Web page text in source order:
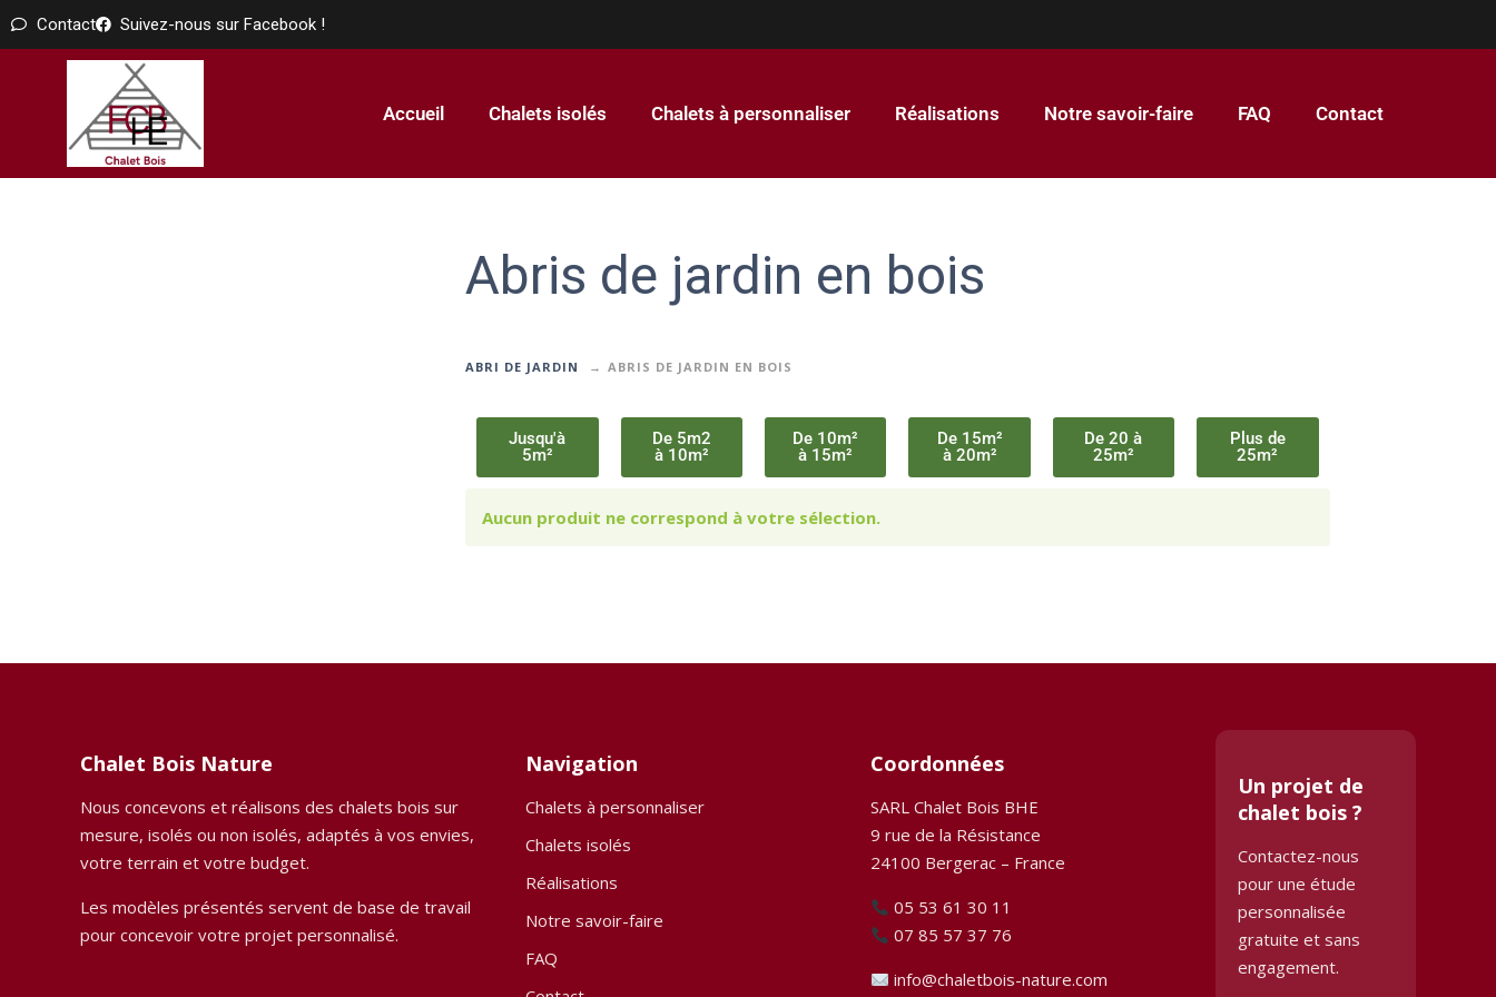
Contact Suivez-nous sur Facebook !
Accueil Chalets isolés Chalets à personnaliser Réalisations Notre savoir-faire FAQ Contact
Abris de jardin en bois
ABRI DE JARDIN ABRIS DE JARDIN EN BOIS
Jusqu'à
5m²
De 5m2
à 10m²
De 10m²
à 15m²
De 15m²
à 20m²
De 20 à
25m²
Plus de
25m²
Aucun produit ne correspond à votre sélection.
Chalet Bois Nature
Nous concevons et réalisons des chalets bois sur
mesure, isolés ou non isolés, adaptés à vos envies,
votre terrain et votre budget.
Les modèles présentés servent de base de travail
pour concevoir votre projet personnalisé.
Navigation
Chalets à personnaliser
Chalets isolés
Réalisations
Notre savoir-faire
FAQ
Coordonnées
SARL Chalet Bois BHE
9 rue de la Résistance
24100 Bergerac – France
05 53 61 30 11
07 85 57 37 76
info@chaletbois-nature.com
Un projet de
chalet bois ?
Contactez-nous
pour une étude
personnalisée
gratuite et sans
engagement.